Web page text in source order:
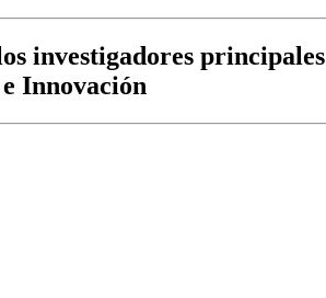
investigadores
Innovación